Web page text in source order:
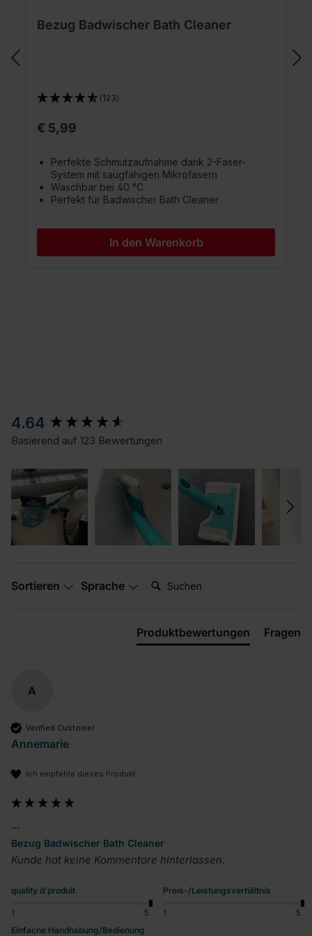
Bezug Badwischer Bath Cleaner
(123)
€ 5,99
Perfekte Schmutzaufnahme dank 2-Faser-
System mit saugfähigen Mikrofasern
Waschbar bei 40 °C
Perfekt für Badwischer Bath Cleaner
In den Warenkorb
4.64
Basierend auf 123 Bewertungen
Sortieren Sprache Suchen:
Produktbewertungen Fragen
A
Verified Customer
Annemarie
Ich empfehle dieses Produkt
...
Bezug Badwischer Bath Cleaner
Kunde hat keine Kommentare hinterlassen.
quality d'produit
1 5
Preis-/Leistungsverhältnis
1
5
Einfache Handhabung/Bedienung
New content loaded